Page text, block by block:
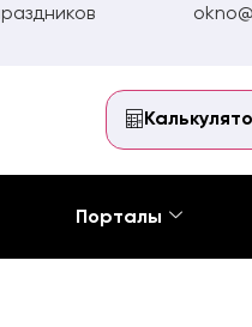
Порталы